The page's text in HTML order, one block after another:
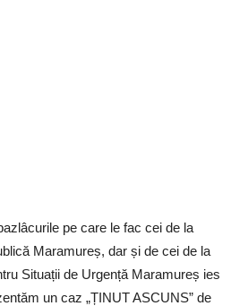
pe care le fac cei de la
Maramureș, dar și de cei de la
Situații de Urgență Maramureș ies
un caz „ȚINUT ASCUNS” de